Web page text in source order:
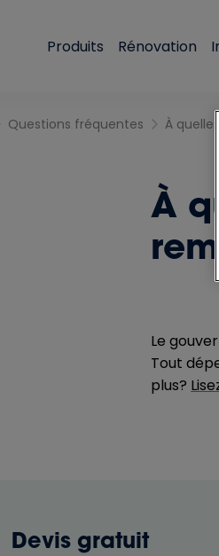
Produits Rénovation
Questions fréquentes
À
Le
Tout
plus?
Devis gratuit